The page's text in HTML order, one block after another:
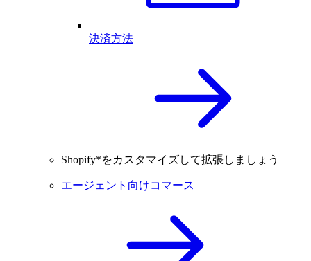
決済方法
Shopify*をカスタマイズして拡張しましょう
エージェント向けコマース